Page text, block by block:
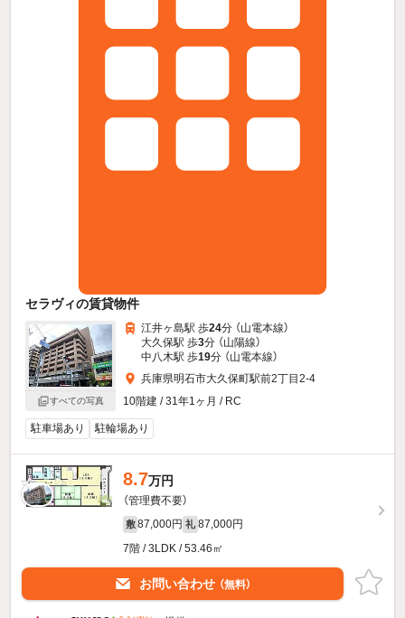
セラヴィの賃貸物件
すべての写真
江井ヶ島駅 歩24分 （山電本線）
大久保駅 歩3分 （山陽線）
中八木駅 歩19分 （山電本線）
兵庫県明石市大久保町駅前2丁目2-4
10階建 / 31年1ヶ月 / RC
駐車場あり 駐輪場あり
8.7万円
（管理費不要）
敷 87,000円 礼 87,000円
7階 / 3LDK / 53.46㎡
お問い合わせ （無料）